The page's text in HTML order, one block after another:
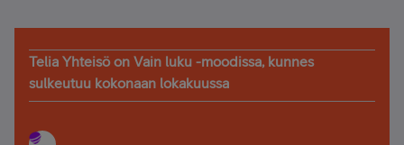
Telia Yhteisö on Vain luku -moodissa, kunnes
sulkeutuu kokonaan lokakuussa